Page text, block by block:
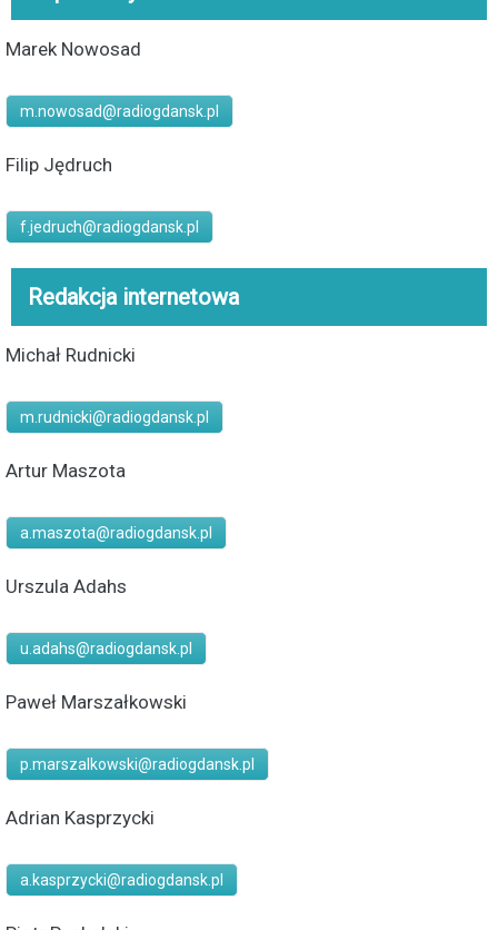
Marek Nowosad
m.nowosad@radiogdansk.pl
Filip Jędruch
f.jedruch@radiogdansk.pl
Redakcja internetowa
Michał Rudnicki
m.rudnicki@radiogdansk.pl
Artur Maszota
a.maszota@radiogdansk.pl
Urszula Adahs
u.adahs@radiogdansk.pl
Paweł Marszałkowski
p.marszalkowski@radiogdansk.pl
Adrian Kasprzycki
a.kasprzycki@radiogdansk.pl